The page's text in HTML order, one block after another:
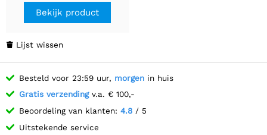
Bekijk product
 Lijst wissen
Besteld voor 23:59 uur, morgen in huis
Gratis verzendingv.a. € 100,-
Beoordeling van klanten: 4.8 / 5
Uitstekende service